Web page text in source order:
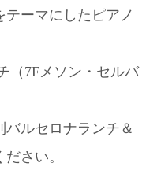
ーマにしたピアノ
（7Fメソン・セルバ
バルセロナランチ＆
さい。